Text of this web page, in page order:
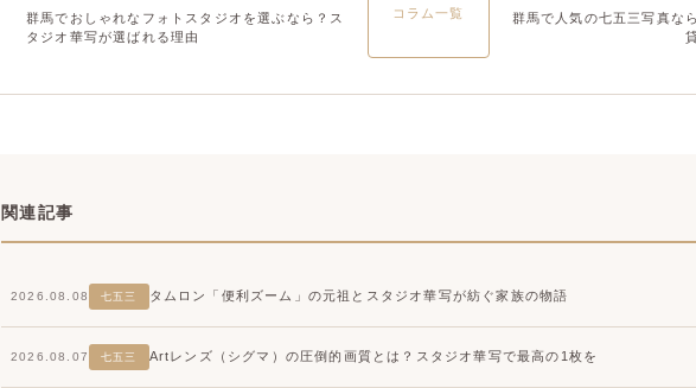
群馬でおしゃれなフォトスタジオを選ぶなら？ス
タジオ華写が選ばれる理由
コラム一覧
群馬で人気の七五三写真な
関連記事
2026.08.08 七五三 タムロン「便利ズーム」の元祖とスタジオ華写が紡ぐ家族の物語
2026.08.07 七五三 Artレンズ（シグマ）の圧倒的画質とは？スタジオ華写で最高の1枚を
高崎店
高崎店